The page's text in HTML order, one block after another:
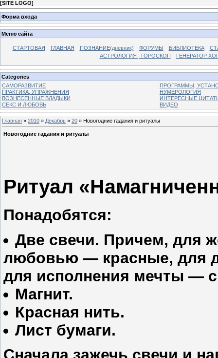
[SITE LOGO]
Форма входа
Меню сайта
СТАРТОВАЯ ГЛАВНАЯ ПОЗНАНИЕ(дневник) ФОРУМЫ БИБЛИОТЕКА
АСТРОЛОГИЯ , ГОРОСКОП
ГЕНЕРАТОР
Categories
САМОРАЗВИТИЕ
ПРОГРАММЫ,
ПРАКТИКА, УПРАЖНЕНИЯ
НУМЕРОЛОГИЯ
ВОЗНЕСЕННЫЕ ВЛАДЫКИ
ИНТЕРЕСНЫЕ
СЕКС И ЛЮБОВЬ
ВИДЕО
Главная » 2010 » Декабрь » 20 » Новогодние гадания и ритуалы
Новогодние гадания и ритуалы
Ритуал
Понадобятся:
Две свечи. Причем, для
любовью — красные, для
для исполнения мечты —
Магнит.
Красная нить.
Лист бумаги.